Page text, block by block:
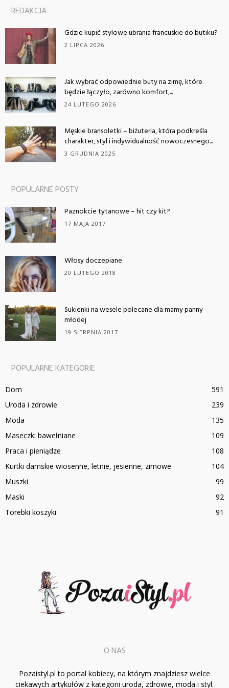
REDAKCJA
Gdzie kupić stylowe ubrania francuskie do butiku?
2 LIPCA 2026
Jak wybrać odpowiednie buty na zimę, które
będzie łączyło, zarówno komfort,...
24 LUTEGO 2026
Męskie bransoletki – biżuteria, która podkreśla
charakter, styl i indywidualność nowoczesnego...
3 GRUDNIA 2025
POPULARNE POSTY
Paznokcie tytanowe – hit czy kit?
17 MAJA 2017
Włosy doczepiane
20 LUTEGO 2018
Sukienki na wesele polecane dla mamy panny
młodej
19 SIERPNIA 2017
POPULARNE KATEGORIE
Dom
591
Uroda i zdrowie
239
Moda
135
Maseczki bawełniane
109
Praca i pieniądze
108
Kurtki damskie wiosenne, letnie, jesienne, zimowe
104
Muszki
99
Maski
92
Torebki koszyki
91
O NAS
Pozaistyl.pl to portal kobiecy, na którym znajdziesz wielce
ciekawych artykułów z kategorii uroda, zdrowie, moda i styl.